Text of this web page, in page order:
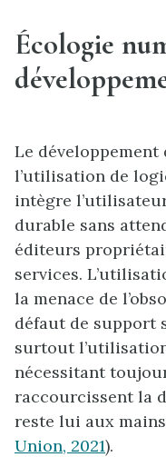
Écologie
Le développement
l’utilisation de
intègre
durable sans
éditeurs
services.
la menace de
défaut de support
surtout
nécessitant
raccourcissent la
reste lui aux
Union, 2021).